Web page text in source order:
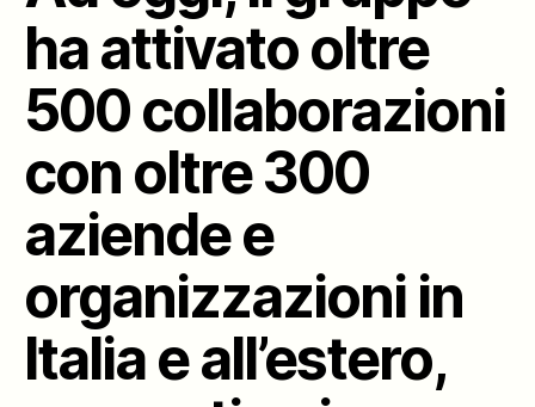
ha attivato oltre
500 collaborazioni
con oltre 300
aziende e
organizzazioni in
Italia e all’estero,